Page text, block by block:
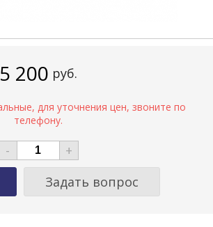
5 200 руб.
-
+
Задать вопрос